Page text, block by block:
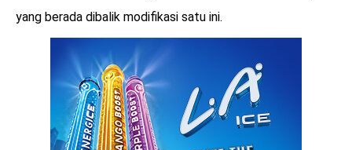
yang berada dibalik modifikasi satu ini.